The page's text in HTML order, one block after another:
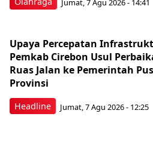
Headline
Upaya Percepatan
Pemkab Cirebon Usul
Ruas Jalan ke Pemerintah
Provinsi
Jumat, 7 Agu 2026 - 12:25